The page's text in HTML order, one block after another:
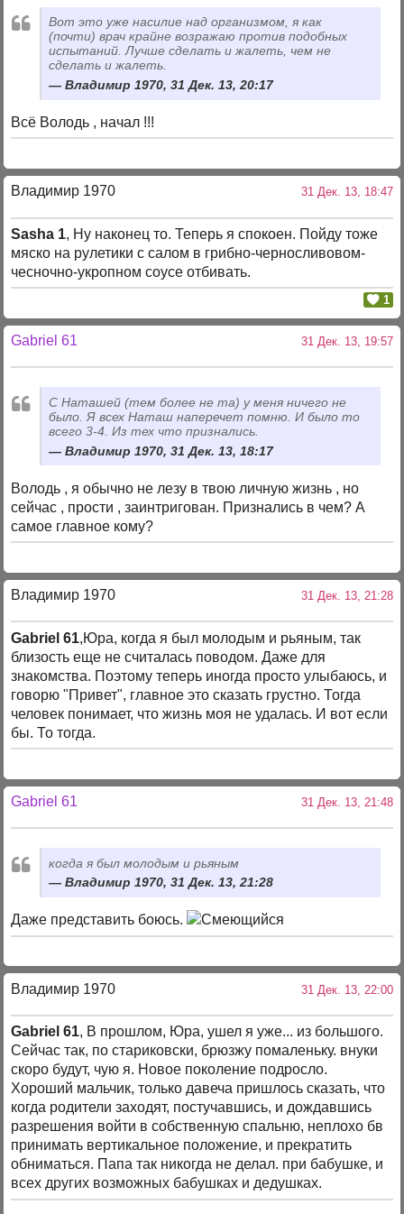
Вот это уже насилие над организмом, я как
(почти) врач крайне возражаю против подобных
испытаний. Лучше сделать и жалеть, чем не
сделать и жалеть.
Владимир 1970, 31 Дек. 13, 20:17
Всё Володь , начал !!!
Владимир 1970 31 Дек. 13, 18:47
Sasha 1, Ну наконец то. Теперь я спокоен. Пойду тоже
мяско на рулетики с салом в грибно-черносливовом-
чесночно-укропном соусе отбивать.
1
Gabriel 61 31 Дек. 13, 19:57
С Наташей (тем более не та) у меня ничего не
было. Я всех Наташ наперечет помню. И было то
всего 3-4. Из тех что признались.
Владимир 1970, 31 Дек. 13, 18:17
Володь , я обычно не лезу в твою личную жизнь , но
сейчас , прости , заинтригован. Признались в чем? А
самое главное кому?
Владимир 1970 31 Дек. 13, 21:28
Gabriel 61,Юра, когда я был молодым и рьяным, так
близость еще не считалась поводом. Даже для
знакомства. Поэтому теперь иногда просто улыбаюсь, и
говорю "Привет", главное это сказать грустно. Тогда
человек понимает, что жизнь моя не удалась. И вот если
бы. То тогда.
Gabriel 61 31 Дек. 13, 21:48
когда я был молодым и рьяным
Владимир 1970, 31 Дек. 13, 21:28
Даже представить боюсь.
Владимир 1970 31 Дек. 13, 22:00
Gabriel 61, В прошлом, Юра, ушел я уже... из большого.
Сейчас так, по стариковски, брюзжу помаленьку. внуки
скоро будут, чую я. Новое поколение подросло.
Хороший мальчик, только давеча пришлось сказать, что
когда родители заходят, постучавшись, и дождавшись
разрешения войти в собственную спальню, неплохо бв
принимать вертикальное положение, и прекратить
обниматься. Папа так никогда не делал. при бабушке, и
всех других возможных бабушках и дедушках.